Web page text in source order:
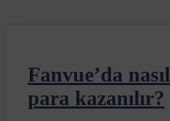
Fanvue’da nasıl
para kazanılır?